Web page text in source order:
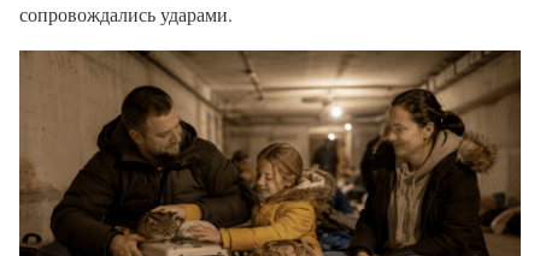
сопровождались ударами.